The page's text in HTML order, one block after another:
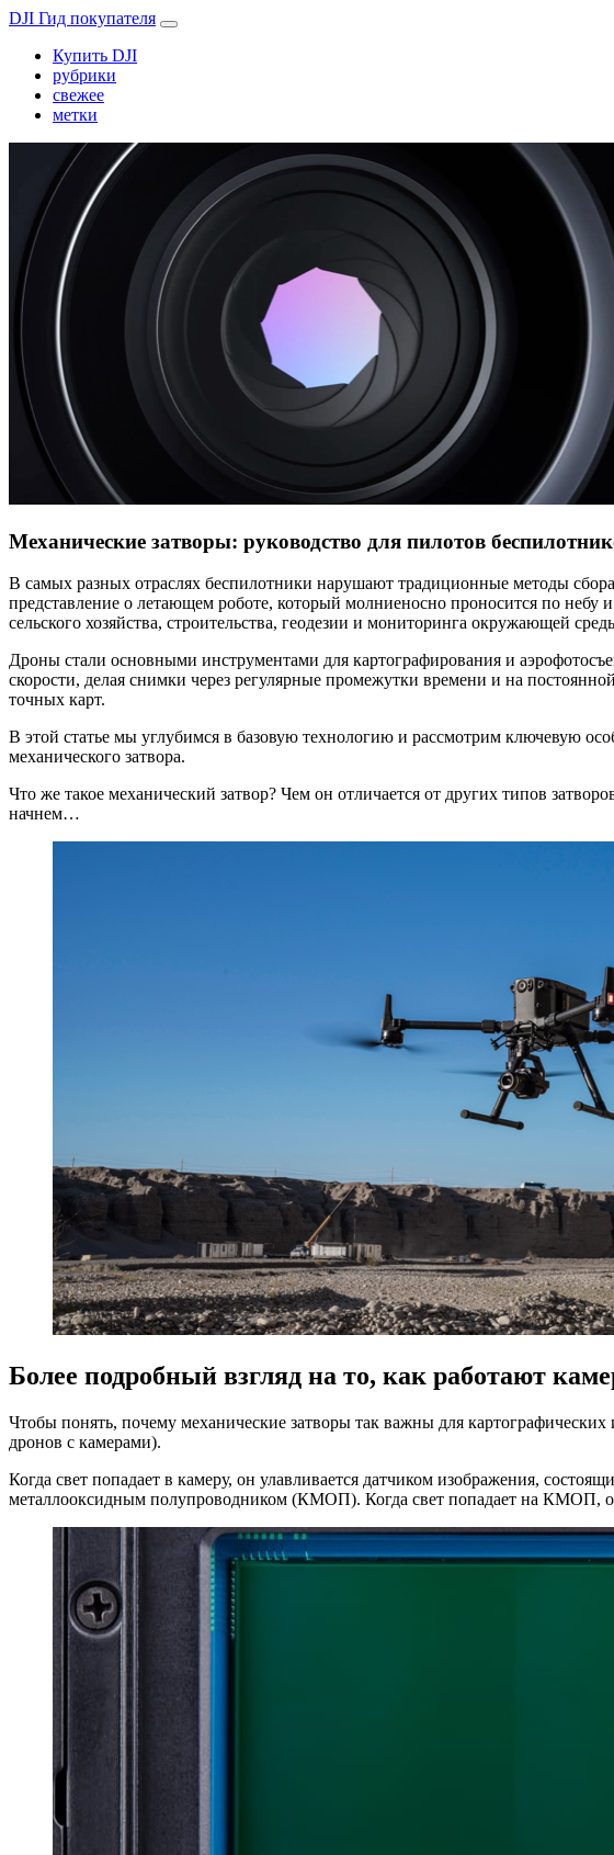
DJI Гид покупателя
Купить DJI
рубрики
свежее
метки
Механические затворы: руководство для пилотов
В самых разных отраслях беспилотники нарушают традиционные методы
представление о летающем роботе, который молниеносно проносится по небу
сельского хозяйства, строительства, геодезии и мониторинга окружающей
Дроны стали основными инструментами для картографирования и
скорости, делая снимки через регулярные промежутки времени и на
точных карт.
В этой статье мы углубимся в базовую технологию и рассмотрим ключевую
механического затвора.
Что же такое механический затвор? Чем он отличается от других типов
начнем…
Более подробный взгляд на то, как работают
Чтобы понять, почему механические затворы так важны для
дронов с камерами).
Когда свет попадает в камеру, он улавливается датчиком изображения,
металлооксидным полупроводником (КМОП). Когда свет попадает на КМОП, он